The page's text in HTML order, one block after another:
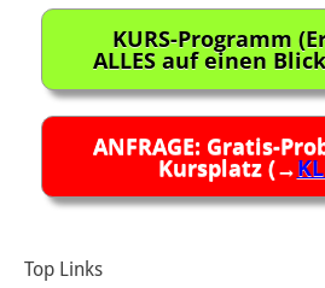
KURS-Programm
ALLES auf einen
ANFRAGE: Gratis-
Kursplatz (→
Top Links